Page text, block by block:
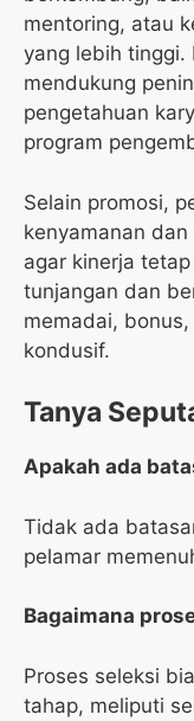
mentoring, atau
yang lebih tinggi.
mendukung
pengetahuan
program
Selain promosi,
kenyamanan
agar kinerja
tunjangan dan
memadai,
kondusif.
Tanya
Apakah ada
Tidak ada
pelamar
Bagaimana
Proses seleksi
tahap, meliputi